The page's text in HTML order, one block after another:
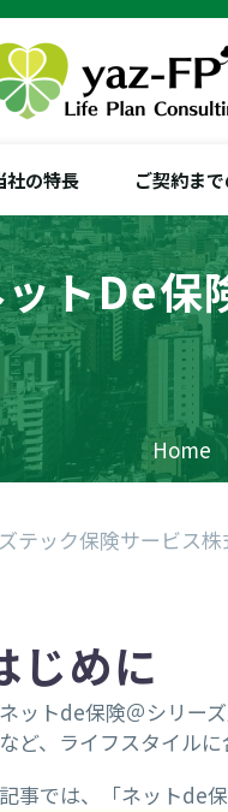
社の特長 ご契約ま
トde保
Home
テック保険サービス
じめに
ネットde保険＠シリー
ど、ライフスタイル
事では、「ネットde